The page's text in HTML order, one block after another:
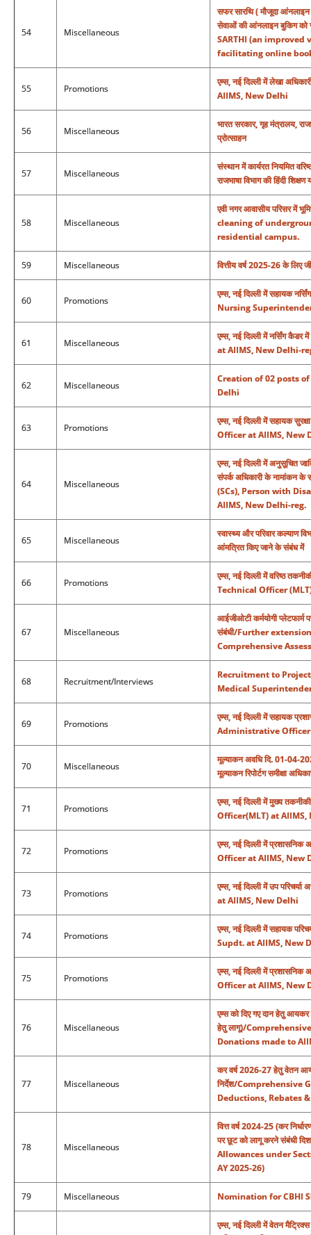
54 Miscellaneous
सफर सारथि ( मौजूदा आंनलाइन
सेवाओं की आंनलाइन बुकिग
SARTHI (an
facilitating online
55 Promotions
एम्स, नई दिल्ली में लेखा
AIIMS, New Delhi
56 Miscellaneous
भारत सरकार, गृह मंत्रालय,
प्रोत्साहन
57 Miscellaneous
संस्थान में कार्यरत नियमित
राजभाषा विभाग की हिंदी
58 Miscellaneous
एवी नगर आवासीय परिसर में
cleaning of
residential campus.
59 Miscellaneous वित्तीय वर्ष 2025-26 के
60 Promotions
एम्स, नई दिल्ली में सहायक
Nursing
61 Miscellaneous
एम्स, नई दिल्ली में नर्सिंग
at AIIMS, New Delhi-
62 Miscellaneous
Creation of 02 posts
Delhi
63 Promotions
एम्स, नई दिल्ली में सहायक
Officer at AIIMS, New
64 Miscellaneous
एम्स, नई दिल्ली में अनुसूचित
संपर्क अधिकारी के
(SCs), Person with
AIIMS, New Delhi-reg.
65 Miscellaneous
स्वास्थ्य और परिवार कल्याण
आंमत्रित किए जाने के संबंध में
66 Promotions
एम्स, नई दिल्ली में वरिष्ठ
Technical Officer
67 Miscellaneous
आईजीओटी कर्मयोगी प्लेटफार्म
संबंधी/Further
Comprehensive
68 Recruitment/Interviews
Recruitment to
Medical
69 Promotions
एम्स, नई दिल्ली में सहायक
Administrative Officer
70 Miscellaneous
मूल्याकन अवधि दि. 01-04-
मूल्याकन रिपोर्टग समीक्षा
71 Promotions
एम्स, नई दिल्ली में मुख्य
Officer(MLT) at AIIMS,
72 Promotions
एम्स, नई दिल्ली में
Officer at AIIMS, New
73 Promotions
एम्स, नई दिल्ली में उप
at AIIMS, New Delhi
74 Promotions
एम्स, नई दिल्ली में सहायक
Supdt. at AIIMS, New
75 Promotions
एम्स, नई दिल्ली में
Officer at AIIMS, New
76 Miscellaneous
एम्स को दिए गए दान हेतु आयकर
हेतु लागू)/
Donations made to
77 Miscellaneous
कर वर्ष 2026-27 हेतु वेतन आय
निर्देश/
Deductions, Rebates
78 Miscellaneous
वित्त वर्ष 2024-25 (कर
पर छूट को लागू करने संबंधी
Allowances under
AY 2025-26)
79 Miscellaneous Nomination for CBHI
एम्स, नई दिल्ली में वेतन